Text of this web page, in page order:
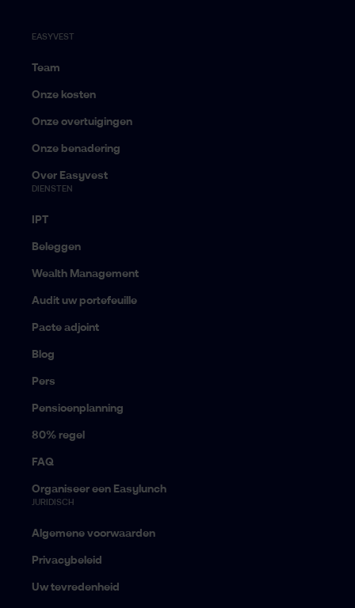
EASYVEST
Team
Onze kosten
Onze overtuigingen
Onze benadering
Over Easyvest
DIENSTEN
IPT
Beleggen
Wealth Management
Audit uw portefeuille
Pacte adjoint
Blog
Pers
Pensioenplanning
80% regel
FAQ
Organiseer een Easylunch
JURIDISCH
Algemene voorwaarden
Privacybeleid
Uw tevredenheid